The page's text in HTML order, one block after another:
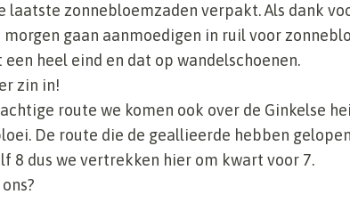
laatste zonnebloemzaden verpakt. Als dank
gaan aanmoedigen in ruil voor
heel eind en dat op wandelschoenen.
zin in!
route we komen ook over de Ginkelse
De route die de geallieerde hebben
8 dus we vertrekken hier om kwart voor 7.